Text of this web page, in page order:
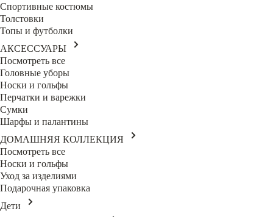
Спортивные костюмы
Толстовки
Топы и футболки
АКСЕССУАРЫ
Посмотреть все
Головные уборы
Носки и гольфы
Перчатки и варежки
Сумки
Шарфы и палантины
ДОМАШНЯЯ КОЛЛЕКЦИЯ
Посмотреть все
Носки и гольфы
Уход за изделиями
Подарочная упаковка
Дети